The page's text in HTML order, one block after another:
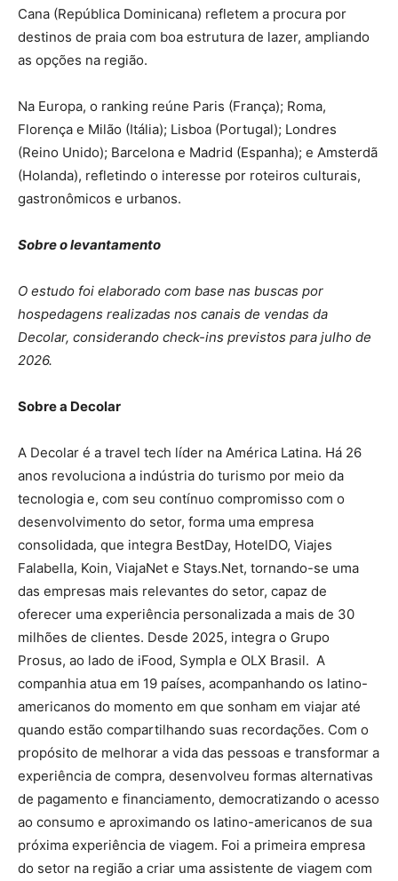
Cana (República Dominicana) refletem a procura por
destinos de praia com boa estrutura de lazer, ampliando
as opções na região.
Na Europa, o ranking reúne Paris (França); Roma,
Florença e Milão (Itália); Lisboa (Portugal); Londres
(Reino Unido); Barcelona e Madrid (Espanha); e Amsterdã
(Holanda), refletindo o interesse por roteiros culturais,
gastronômicos e urbanos.
Sobre o levantamento
O estudo foi elaborado com base nas buscas por
hospedagens realizadas nos canais de vendas da
Decolar, considerando check-ins previstos para julho de
2026.
Sobre a Decolar
A Decolar é a travel tech líder na América Latina. Há 26
anos revoluciona a indústria do turismo por meio da
tecnologia e, com seu contínuo compromisso com o
desenvolvimento do setor, forma uma empresa
consolidada, que integra BestDay, HotelDO, Viajes
Falabella, Koin, ViajaNet e Stays.Net, tornando-se uma
das empresas mais relevantes do setor, capaz de
oferecer uma experiência personalizada a mais de 30
milhões de clientes. Desde 2025, integra o Grupo
Prosus, ao lado de iFood, Sympla e OLX Brasil. A
companhia atua em 19 países, acompanhando os latino-
americanos do momento em que sonham em viajar até
quando estão compartilhando suas recordações. Com o
propósito de melhorar a vida das pessoas e transformar a
experiência de compra, desenvolveu formas alternativas
de pagamento e financiamento, democratizando o acesso
ao consumo e aproximando os latino-americanos de sua
próxima experiência de viagem. Foi a primeira empresa
do setor na região a criar uma assistente de viagem com